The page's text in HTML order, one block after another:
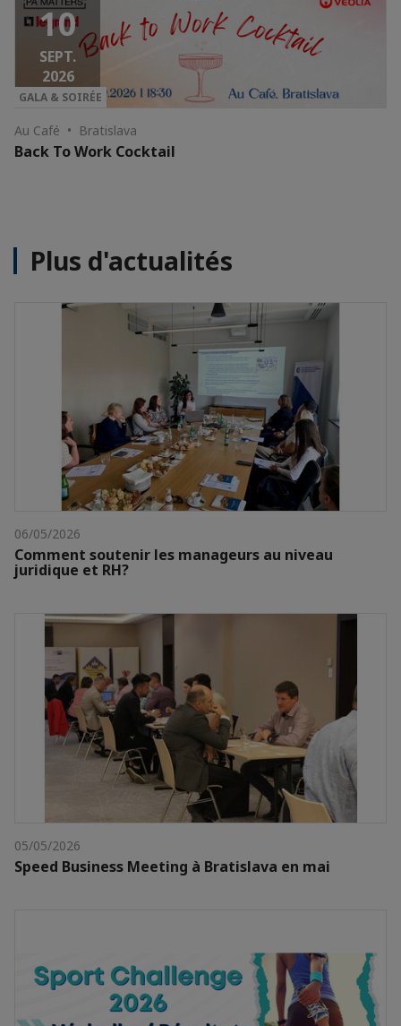
10
SEPT.
2026
GALA & SOIRÉE
Au Café • Bratislava
Back To Work Cocktail
Plus d'actualités
06/05/2026
Comment soutenir les manageurs au niveau
juridique et RH?
05/05/2026
Speed Business Meeting à Bratislava en mai